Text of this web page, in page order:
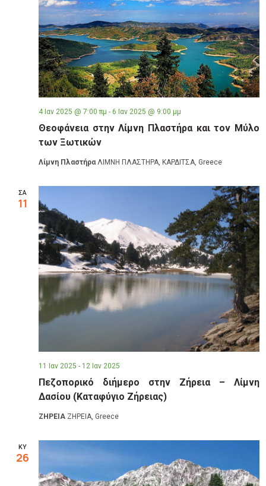
Θεοφάνεια στην Λίμνη Πλαστήρα και τον Μύλο
των Ξωτικών
4 Ιαν 2025 @ 7:00 πμ - 6 Ιαν 2025 @ 9:00 μμ
Λίμνη ΠλαστήραΛΙΜΝΗ ΠΛΑΣΤΗΡΑ, ΚΑΡΔΙΤΣΑ, Greece
ΣΑ
11
Πεζοπορικό διήμερο στην Ζήρεια – Λίμνη
Δασίου (Καταφύγιο Ζήρειας)
11 Ιαν 2025 - 12 Ιαν 2025
ΖΗΡΕΙΑ ΖΗΡΕΙΑ, Greece
ΚΥ
26